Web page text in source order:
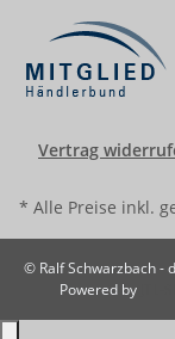
Vertrag
* Alle Preise inkl.
© Ralf Schwarzbach -
Powered by